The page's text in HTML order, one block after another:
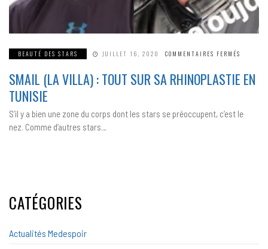
BEAUTÉ DES STARS JUILLET 16, 2020 COMMENTAIRES FERMÉS
VILLA) :
TOUT
TUNISIE
SMAIL (LA VILLA) : TOUT SUR SA RHINOPLASTIE EN
TUNISIE
S’il y a bien une zone du corps dont les stars se préoccupent, c’est le
nez. Comme d’autres stars…
CATÉGORIES
Actualités Medespoir